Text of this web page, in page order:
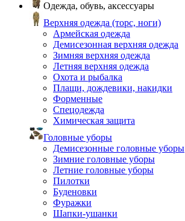
Одежда, обувь, аксессуары
Верхняя одежда (торс, ноги)
Армейская одежда
Демисезонная верхняя одежда
Зимняя верхняя одежда
Летняя верхняя одежда
Охота и рыбалка
Плащи, дождевики, накидки
Форменные
Спецодежда
Химическая защита
Головные уборы
Демисезонные головные уборы
Зимние головные уборы
Летние головные уборы
Пилотки
Буденовки
Фуражки
Шапки-ушанки